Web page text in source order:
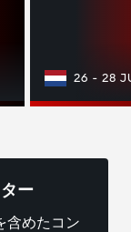
26 - 28
ー
含めたコン